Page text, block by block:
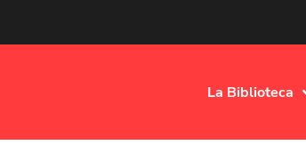
La Biblioteca